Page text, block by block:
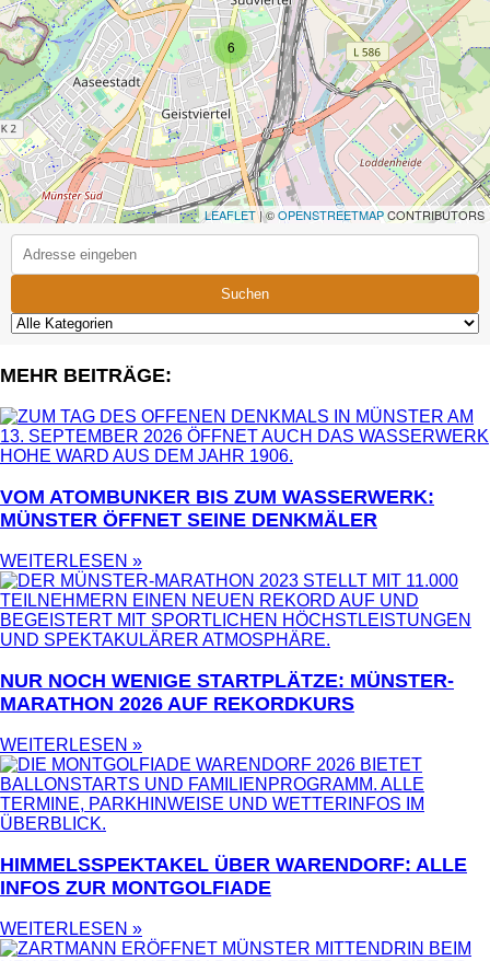
6
LEAFLET| ©OPENSTREETMAPCONTRIBUTORS
Suchen
MEHR BEITRÄGE:
VOM ATOMBUNKER BIS ZUM WASSERWERK:
MÜNSTER ÖFFNET SEINE DENKMÄLER
WEITERLESEN »
NUR NOCH WENIGE STARTPLÄTZE: MÜNSTER-
MARATHON 2026 AUF REKORDKURS
WEITERLESEN »
HIMMELSSPEKTAKEL ÜBER WARENDORF: ALLE
INFOS ZUR MONTGOLFIADE
WEITERLESEN »